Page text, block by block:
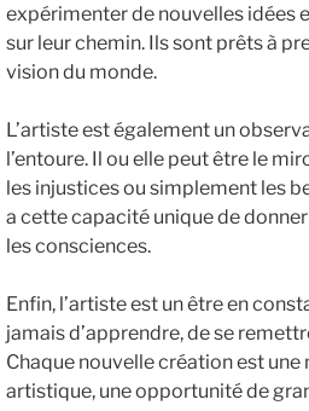
expérimenter de nouvelles idées
sur leur chemin. Ils sont prêts à
vision du monde.
L’artiste est également un
l’entoure. Il ou elle peut être le
les injustices ou simplement les
a cette capacité unique de
les consciences.
Enfin, l’artiste est un être en
jamais d’apprendre, de se
Chaque nouvelle création est
artistique, une opportunité de